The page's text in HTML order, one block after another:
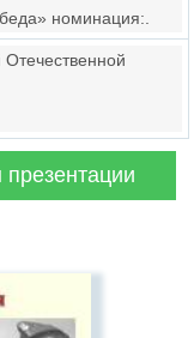
номинация:.